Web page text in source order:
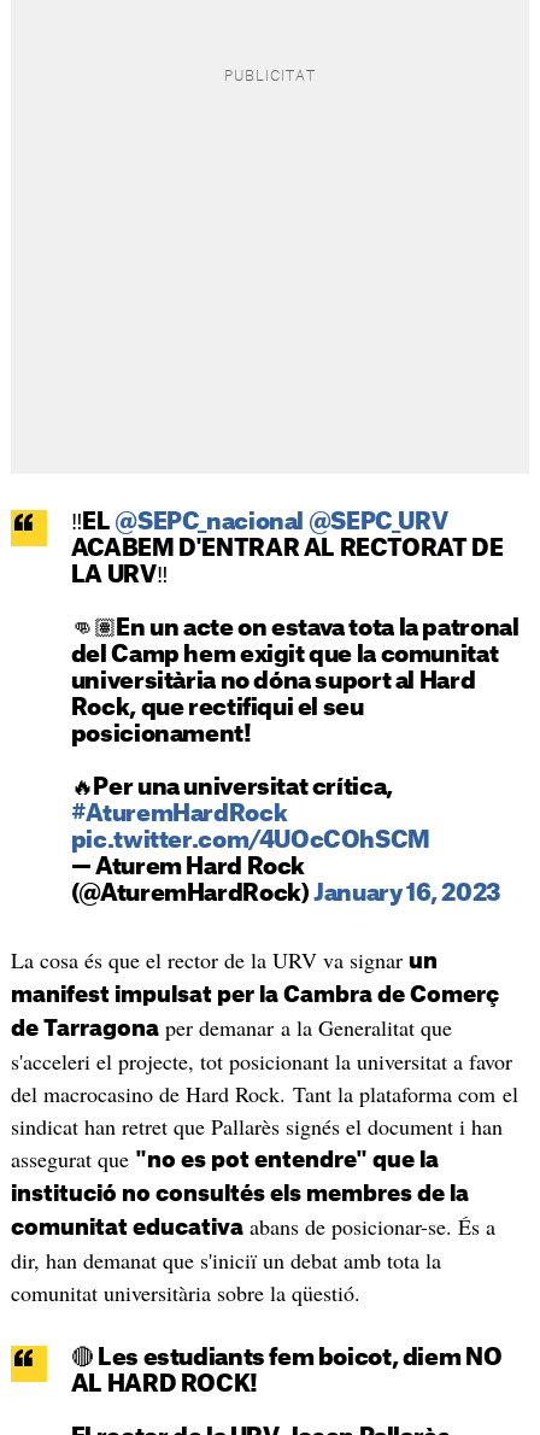
‼️EL @SEPC_nacional @SEPC_URV
ACABEM D'ENTRAR AL RECTORAT DE
LA URV‼️
👊🏽En un acte on estava tota la patronal
del Camp hem exigit que la comunitat
universitària no dóna suport al Hard
Rock, que rectifiqui el seu
posicionament!
🔥Per una universitat crítica,
#AturemHardRock
pic.twitter.com/4UOcCOhSCM
— Aturem Hard Rock
(@AturemHardRock)January 16, 2023
La cosa és que el rector de la URV va signar un
manifest impulsat per la Cambra de Comerç
de Tarragonaper demanar a la Generalitat que
s'acceleri el projecte, tot posicionant la universitat a favor
del macrocasino de Hard Rock. Tant la plataforma com el
sindicat han retret que Pallarès signés el document i han
assegurat que "no es pot entendre" que la
institució no consultés els membres de la
comunitat educativaabans de posicionar-se. És a
dir, han demanat que s'iniciï un debat amb tota la
comunitat universitària sobre la qüestió.
🔴 Les estudiants fem boicot, diem NO
AL HARD ROCK!